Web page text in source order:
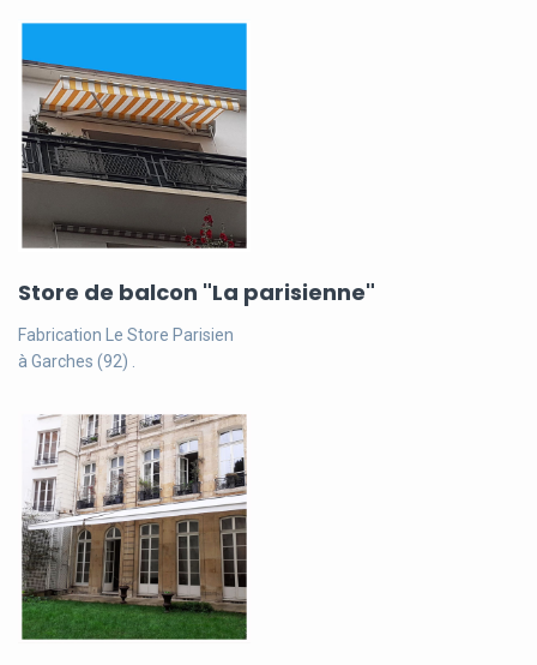
Store de balcon "La parisienne"
Fabrication Le Store Parisien
à Garches (92) .